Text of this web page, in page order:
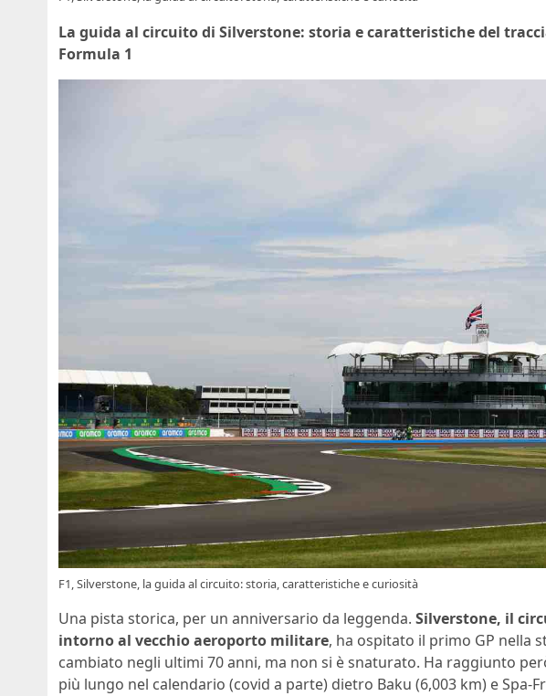
La guida al circuito di Silverstone: storia e caratteristiche del
Formula 1
F1, Silverstone, la guida al circuito: storia, caratteristiche e curiosità
Una pista storica, per un anniversario da leggenda. Silverstone, il
intorno al vecchio aeroporto militare, ha ospitato il primo GP nella
cambiato negli ultimi 70 anni, ma non si è snaturato. Ha raggiunto
più lungo nel calendario (covid a parte) dietro Baku (6,003 km) e Spa-